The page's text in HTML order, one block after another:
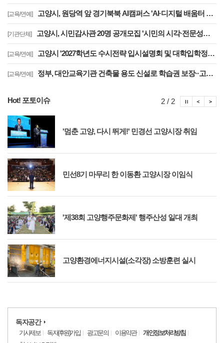
[교육/연예] 고양시, 원당역 앞 경기북북 AI캠퍼스 'AI·디지털 배움터 체험존' 12월까지 운영
[기관단체] 고양시, 시민감사관 20명 공개모집 '시민의 시각·전문성으로 감사행정 제고'
[교육/연예] 고양시 '2027학년도 수시전략 입시설명회 및 대학입학정보박람회' 8일 개최
[교육/연예] 정부, 대안교육기관 건축물 용도 신설로 학습권 보장··고양자유학교 문제 해소
Hot! 포토이슈
'멈춘 고양, 다시 뛰게!' 민경선 고양시장 취임
민선8기 마무리 한 이동환 고양시장 이임식
'제38회 고양행주문화제' 행주산성 일대 개최
고양환경에너지시설(소각장) 소방훈련 실시
2 / 2 포
포토이
독자공간
기사제보 독자(후원)가입 광고문의 이용약관
개인정보처리방침